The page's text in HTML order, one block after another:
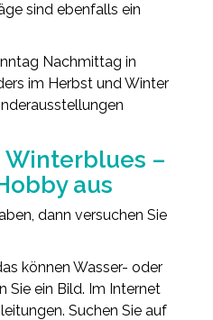
sind ebenfalls ein
Nachmittag in
im Herbst und Winter
Winterblues –
aus
dann versuchen Sie
können Wasser- oder
Sie ein Bild. Im Internet
Suchen Sie auf